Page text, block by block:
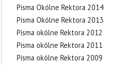
Pisma Okólne Rektora 2014
Pisma Okólne Rektora 2013
Pisma okólne Rektora 2012
Pisma okólne Rektora 2011
Pisma okólne Rektora 2009